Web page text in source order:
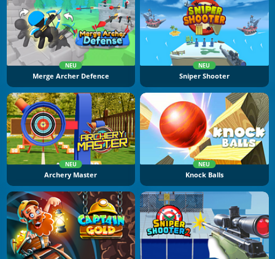
NEU
Merge Archer Defence
NEU
Sniper Shooter
NEU
Archery Master
NEU
Knock Balls